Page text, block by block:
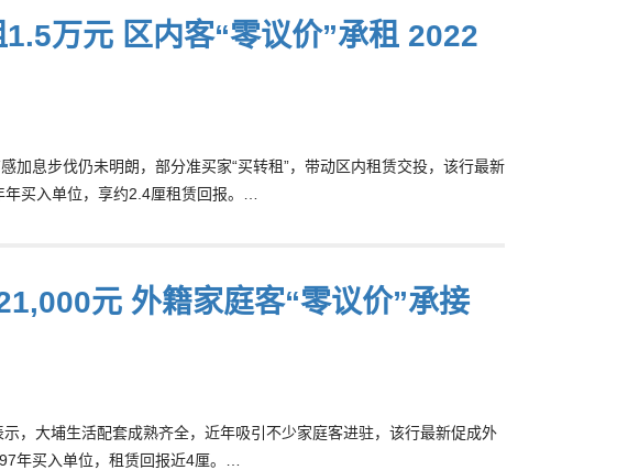
万元 区内客“零议价”承租 2022
息步伐仍未明朗，部分准买家“买转租”，带动区内租赁交投，该行最新
买入单位，享约2.4厘租赁回报。…
元 外籍家庭客“零议价”承接
，大埔生活配套成熟齐全，近年吸引不少家庭客进驻，该行最新促成外
年买入单位，租赁回报近4厘。…